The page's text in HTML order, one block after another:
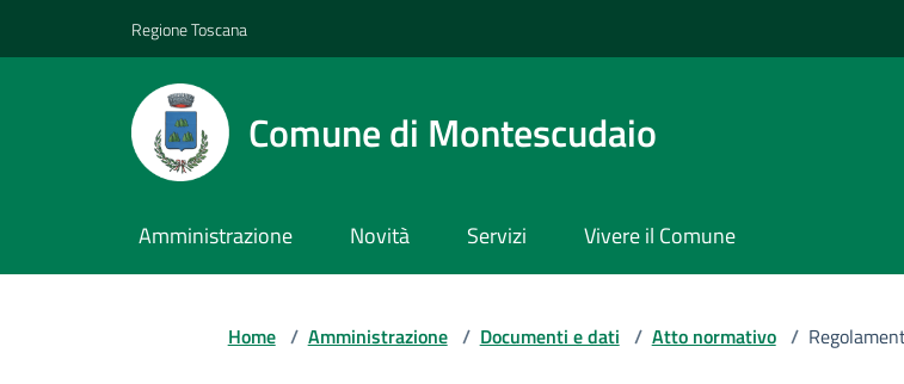
Regione Toscana
Comune di Montescudaio
Amministrazione Novità Servizi Vivere il Comune
Home / Amministrazione / Documenti e dati / Atto normativo /